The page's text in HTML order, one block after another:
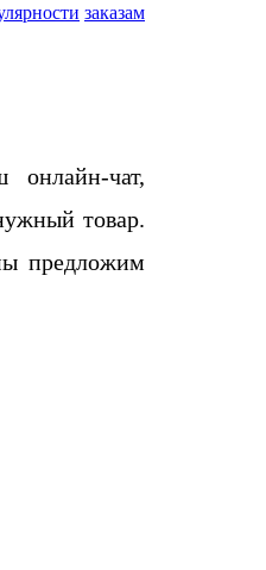
заказам
чат,
товар.
предложим